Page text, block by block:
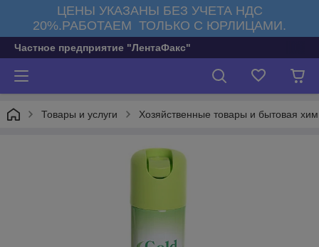
ЦЕНЫ УКАЗАНЫ БЕЗ УЧЕТА НДС
20%.РАБОТАЕМ ТОЛЬКО С ЮРЛИЦАМИ.
Частное предприятие "ЛентаФакс"
Товары и услуги Хозяйственные товары и бытовая